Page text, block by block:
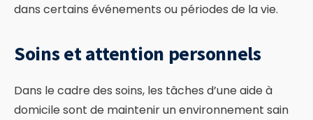
dans certains événements ou périodes de la vie.
Soins et attention personnels
Dans le cadre des soins, les tâches d’une aide à
domicile sont de maintenir un environnement sain